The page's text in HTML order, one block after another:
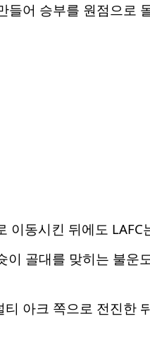
들어 승부를 원점으로
동시킨 뒤에도 LAFC
골대를 맞히는 불운
아크 쪽으로 전진한